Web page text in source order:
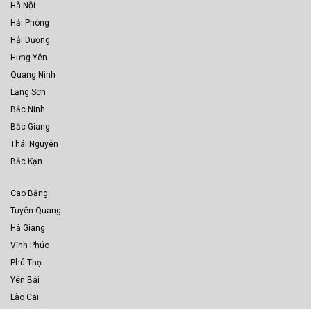
Hà Nội
Hải Phòng
Hải Dương
Hưng Yên
Quang Ninh
Lạng Sơn
Bắc Ninh
Bắc Giang
Thái Nguyên
Bắc Kạn
Cao Bằng
Tuyên Quang
Hà Giang
Vĩnh Phúc
Phú Thọ
Yên Bái
Lào Cai